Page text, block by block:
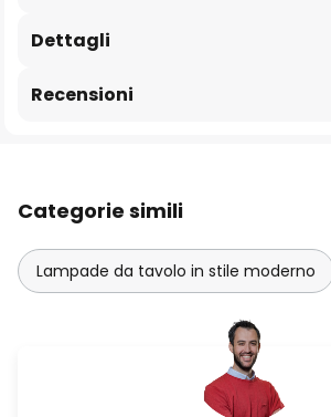
Dettagli
Recensioni
Categorie simili
Lampade da tavolo in stile moderno